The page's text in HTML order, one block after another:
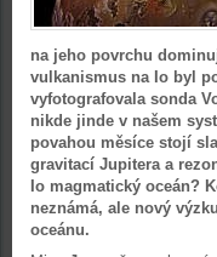
na jeho povrchu
vulkanismus na Io byl
vyfotografovala sonda
nikde jinde v našem
povahou měsíce stojí
gravitací Jupitera a
Io magmatický oceán?
neznámá, ale nový
oceánu.